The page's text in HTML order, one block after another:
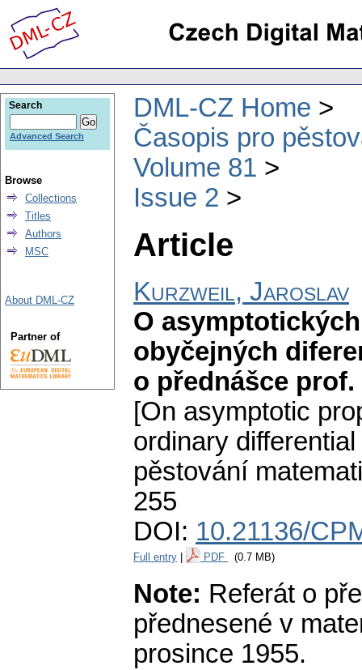
DML-CZ Home
Časopis pro
Volume 81
Issue 2
Article
Kurzweil, Jaroslav
O
obyčejných
o přednášce
[On asymptotic
ordinary
pěstování
255
DOI: 10.21136/
Full entry PDF (0.7 MB)
Note: Referát o
přednesené v
prosince 1955.
Search
Advanced Search
Browse
Collections
Titles
Authors
MSC
About DML-CZ
Partner of